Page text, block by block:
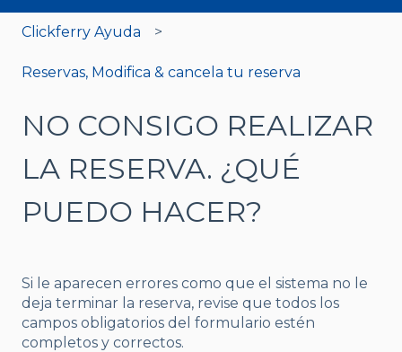
Clickferry Ayuda
Reservas, Modifica & cancela tu reserva
NO CONSIGO REALIZAR
LA RESERVA. ¿QUÉ
PUEDO HACER?
Si le aparecen errores como que el sistema no le
deja terminar la reserva, revise que todos los
campos obligatorios del formulario estén
completos y correctos.